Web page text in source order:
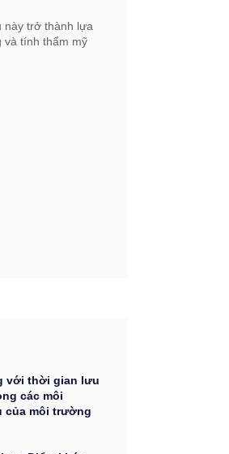
này trở thành lựa
và tính thẩm mỹ
với thời gian lưu
các môi
của môi trường